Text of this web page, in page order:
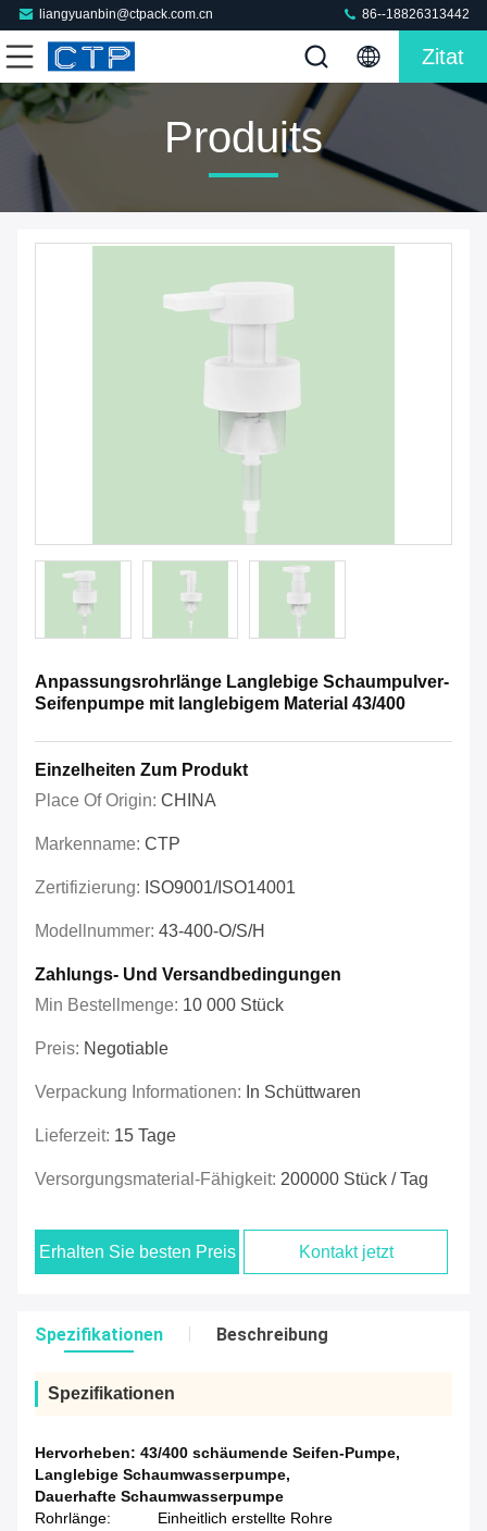
liangyuanbin@ctpack.com.cn 86--18826313442
Zitat
Produits
Anpassungsrohrlänge Langlebige Schaumpulver-
Seifenpumpe mit langlebigem Material 43/400
Einzelheiten Zum Produkt
Place Of Origin: CHINA
Markenname: CTP
Zertifizierung: ISO9001/ISO14001
Modellnummer: 43-400-O/S/H
Zahlungs- Und Versandbedingungen
Min Bestellmenge: 10 000 Stück
Preis: Negotiable
Verpackung Informationen: In Schüttwaren
Lieferzeit: 15 Tage
Versorgungsmaterial-Fähigkeit: 200000 Stück / Tag
Erhalten Sie besten Preis Kontakt jetzt
Spezifikationen Beschreibung
Spezifikationen
Hervorheben: 43/400 schäumende Seifen-Pumpe,
Langlebige Schaumwasserpumpe,
Dauerhafte Schaumwasserpumpe
Rohrlänge:
Einheitlich erstellte Rohre